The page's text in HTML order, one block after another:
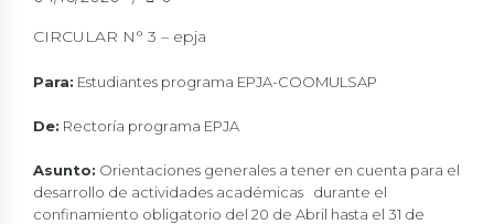
CIRCULAR N° 3 – epja
Para: Estudiantes programa EPJA-COOMULSAP
De: Rectoría programa EPJA
Asunto: Orientaciones generales a tener en cuenta para el
desarrollo de actividades académicas durante el
confinamiento obligatorio del 20 de Abril hasta el 31 de